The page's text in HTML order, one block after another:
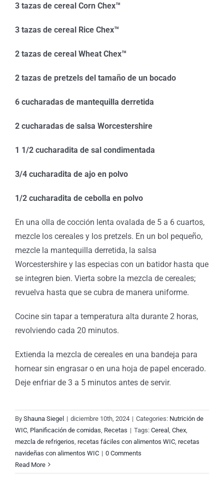
3 tazas de cereal Corn Chex™
3 tazas de cereal Rice Chex™
2 tazas de cereal Wheat Chex™
2 tazas de pretzels del tamaño de un bocado
6 cucharadas de mantequilla derretida
2 cucharadas de salsa Worcestershire
1 1/2 cucharadita de sal condimentada
3/4 cucharadita de ajo en polvo
1/2 cucharadita de cebolla en polvo
En una olla de cocción lenta ovalada de 5 a 6 cuartos,
mezcle los cereales y los pretzels. En un bol pequeño,
mezcle la mantequilla derretida, la salsa
Worcestershire y las especias con un batidor hasta que
se integren bien. Vierta sobre la mezcla de cereales;
revuelva hasta que se cubra de manera uniforme.
Cocine sin tapar a temperatura alta durante 2 horas,
revolviendo cada 20 minutos.
Extienda la mezcla de cereales en una bandeja para
hornear sin engrasar o en una hoja de papel encerado.
Deje enfriar de 3 a 5 minutos antes de servir.
By Shauna Siegel | diciembre 10th, 2024 | Categories: Nutrición de
WIC Planificación de comidas Recetas | Tags: Cereal Chex
mezcla de refrigerios recetas fáciles con alimentos WIC recetas
navideñas con alimentos WIC | 0 Comments
Read More